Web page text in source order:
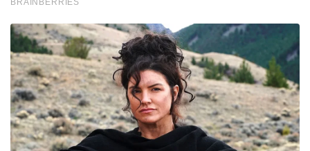
കാണുന്നതായിരിക്കും.
Tags: prithviraj